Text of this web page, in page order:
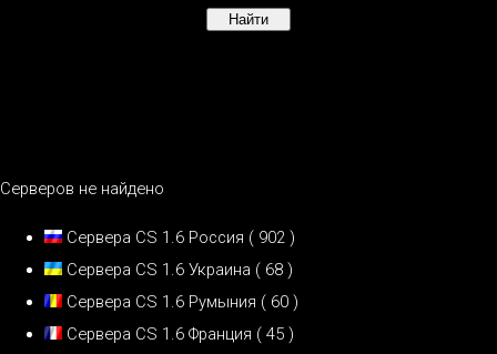
Серверов не найдено
Сервера CS 1.6 Россия ( 902 )
Сервера CS 1.6 Украина ( 68 )
Сервера CS 1.6 Румыния ( 60 )
Сервера CS 1.6 Франция ( 45 )